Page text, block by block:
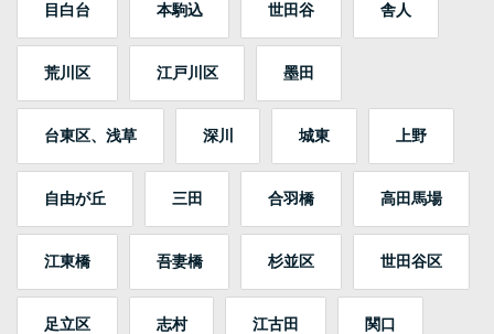
目白台 本駒込 世田谷 舎人
荒川区 江戸川区 墨田
台東区、浅草 深川 城東 上野
自由が丘 三田 合羽橋 高田馬場
江東橋 吾妻橋 杉並区 世田谷区
足立区 志村 江古田 関口